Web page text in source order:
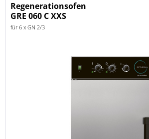
Regenerationsofen
GRE 060 C XXS
für 6 x GN 2/3